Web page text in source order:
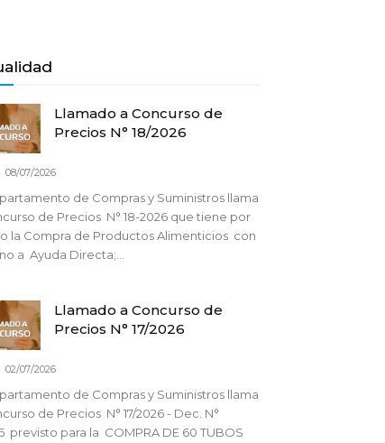
Llamado a Concurso de
Precios N° 18/2026
08/07/2026
de Compras y Suministros llama
de Precios N° 18-2026 que tiene por
la Compra de Productos Alimenticios con
a Ayuda Directa;...
Llamado a Concurso de
Precios N° 17/2026
02/07/2026
de Compras y Suministros llama
de Precios N° 17/2026 - Dec. N°
previsto para la COMPRA DE 60 TUBOS